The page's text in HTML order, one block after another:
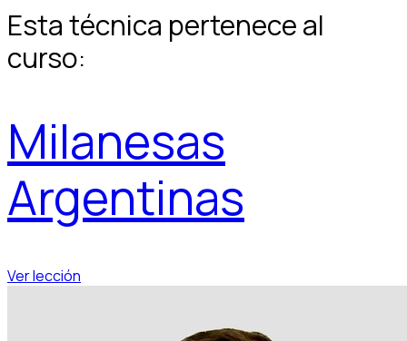
Esta técnica pertenece al
curso:
Milanesas
Argentinas
Ver lección